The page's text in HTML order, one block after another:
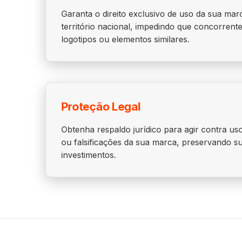
Garanta o direito exclusivo de uso da sua
território nacional, impedindo que
logotipos ou elementos similares.
Proteção Legal
Obtenha respaldo jurídico para agir contra
ou falsificações da sua marca, preservando
investimentos.